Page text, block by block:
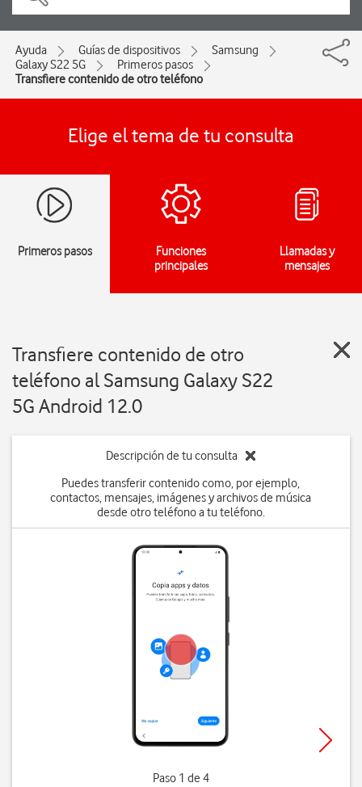
Ayuda Guías de dispositivos
Samsung
Galaxy S22 5G
Primeros pasos
Transfiere contenido de otro teléfono
Elige el tema de tu consulta
Primeros pasos
Funciones
principales
Llamadas y
mensajes
Transfiere contenido de otro
teléfono al Samsung Galaxy S22
5G Android 12.0
Descripción de tu consulta
Puedes transferir contenido como, por ejemplo,
contactos, mensajes, imágenes y archivos de música
desde otro teléfono a tu teléfono.
Paso 1 de 4